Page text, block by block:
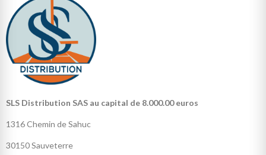
SLS Distribution SAS au capital de 8.000.00 euros
1316 Chemin de Sahuc
30150 Sauveterre